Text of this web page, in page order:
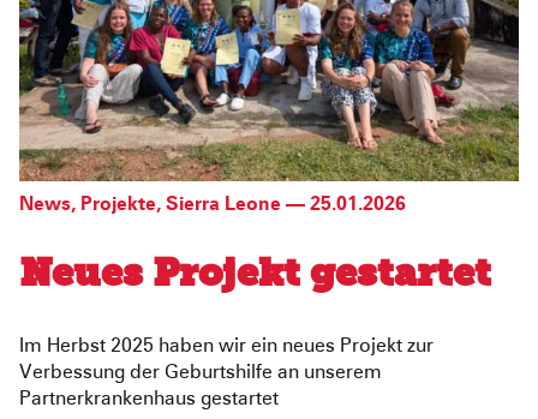
Pediatric Emergency Fund
Abgeschlossene Projekte
Transparenz
Jahresbericht
Partnerschaften
News, Projekte, Sierra Leone — 25.01.2026
Neues Projekt gestartet
Im Herbst 2025 haben wir ein neues Projekt zur
Verbessung der Geburtshilfe an unserem
Partnerkrankenhaus gestartet